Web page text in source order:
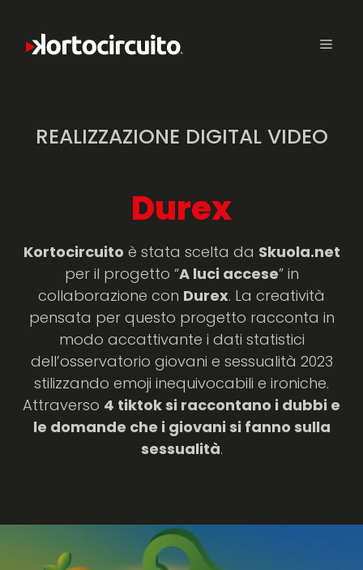
REALIZZAZIONE DIGITAL VIDEO
Durex
Kortocircuito è stata scelta da Skuola.net
per il progetto “A luci accese” in
collaborazione con Durex. La creatività
pensata per questo progetto racconta in
modo accattivante i dati statistici
dell’osservatorio giovani e sessualità 2023
stilizzando emoji inequivocabili e ironiche.
Attraverso 4 tiktok si raccontano i dubbi e
le domande che i giovani si fanno sulla
sessualità.